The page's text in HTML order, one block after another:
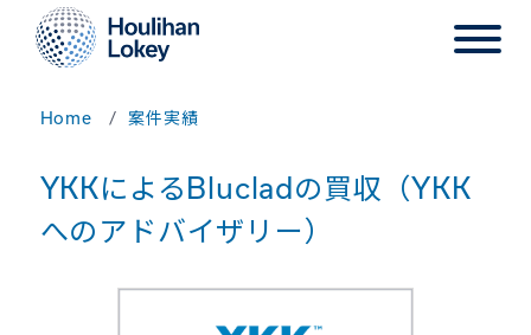
Home 案件実績
YKKによるBlucladの買収（YKK
へのアドバイザリー）